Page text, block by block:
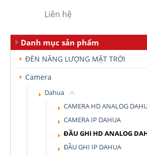
Liên hệ
Danh mục sản phẩm
ĐÈN NĂNG LƯỢNG MẶT TRỜI
Camera
Dahua
CAMERA HD ANALOG
CAMERA IP DAHUA
ĐẦU GHI HD ANALOG
ĐẦU GHI IP DAHUA